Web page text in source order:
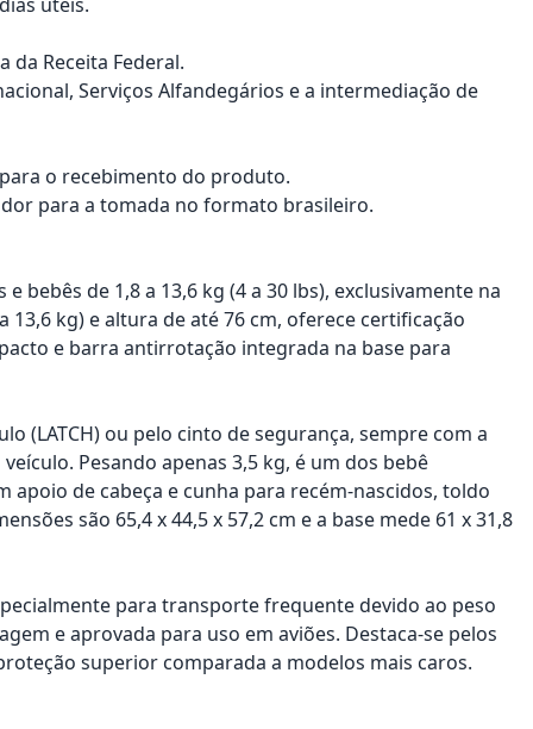
da Receita Federal.
Serviços Alfandegários e a intermediação de
o recebimento do produto.
para a tomada no formato brasileiro.
bebês de 1,8 a 13,6 kg (4 a 30 lbs), exclusivamente na
kg) e altura de até 76 cm, oferece certificação
e barra antirrotação integrada na base para
(LATCH) ou pelo cinto de segurança, sempre com a
Pesando apenas 3,5 kg, é um dos bebê
de cabeça e cunha para recém-nascidos, toldo
são 65,4 x 44,5 x 57,2 cm e a base mede 61 x 31,8
para transporte frequente devido ao peso
e aprovada para uso em aviões. Destaca-se pelos
superior comparada a modelos mais caros.